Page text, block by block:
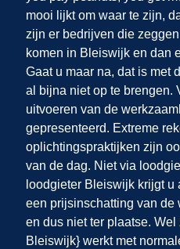
mooi lijkt om waar te zijn,
zijn er bedrijven die
komen in Bleiswijk en dan
Gaat u maar na, dat is met
al bijna niet op te brengen.
uitvoeren van de
gepresenteerd. Extreme
oplichtingspraktijken zijn
van de dag. Niet via
loodgieter Bleiswijk krijgt u
een prijsinschatting van de
en dus niet ter plaatse.
Bleiswijk} werkt met